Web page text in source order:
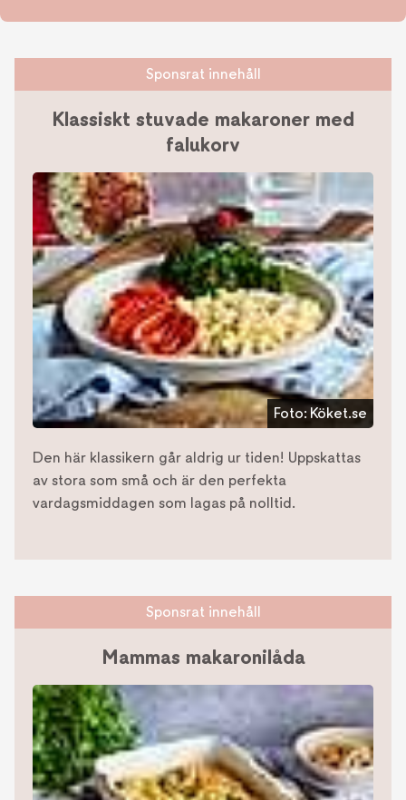
Sponsrat innehåll
Klassiskt stuvade makaroner med
falukorv
Foto: Köket.se
Den här klassikern går aldrig ur tiden! Uppskattas
av stora som små och är den perfekta
vardagsmiddagen som lagas på nolltid.
Sponsrat innehåll
Mammas makaronilåda